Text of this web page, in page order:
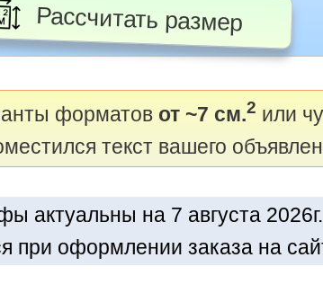
Рассчитать размер
форматов от ~7 см.2 или
текст вашего
актуальны на 7 августа
при оформлении заказа на